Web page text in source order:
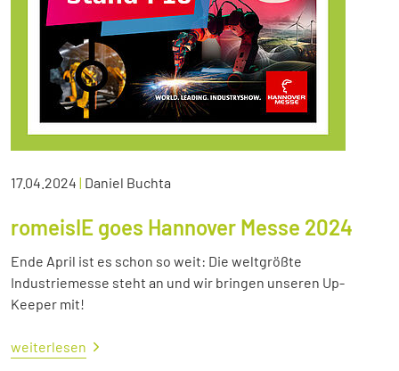
17.04.2024 | Daniel Buchta
romeisIE goes Hannover Messe 2024
Ende April ist es schon so weit: Die weltgrößte
Industriemesse steht an und wir bringen unseren Up-
Keeper mit!
weiterlesen